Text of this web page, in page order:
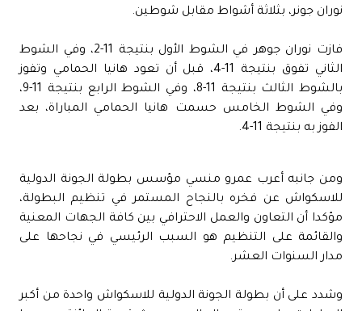
نوران جونر، بثلاثة أشواط مقابل شوطين.
فازت نوران جوهر في الشوط الأول بنتيجة 11-2، وفي الشوط
الثاني تفوق بنتيجة 11-4، قبل أن تعود هانيا الحمامي وتفوز
بالشوط الثالث بنتيجة 11-8، وفي الشوط الرابع بنتيجة 11-9،
وفي الشوط الخامس حسمت هانيا الحمامي المباراة، بعد
الفوز به بنتيجة 11-4.
ومن جانبه أعرب عمرو منسي مؤسس بطولة الجونة الدولية
للاسكواش عن فخره بالنجاح المستمر في تنظيم البطولة،
مؤكدا أن التعاون والعمل الاحترافي بين كافة الجهات المعنية
والقائمة على التنظيم هو السبب الرئيسي في نجاحها على
مدار السنوات العشر.
وشدد على أن بطولة الجونة الدولية للاسكواش واحدة من أكبر